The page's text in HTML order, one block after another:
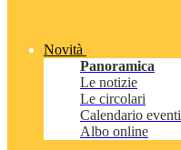
Novità
Panoramica
Le notizie
Le circolari
Calendario eventi
Albo online